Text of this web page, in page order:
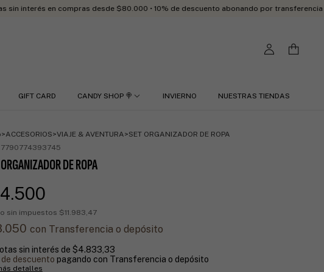
en compras desde $80.000 • 10% de descuento abonando por transferencia
GIFT CARD CANDY SHOP 🍭 INVIERNO NUESTRAS TIENDAS
>ACCESORIOS>VIAJE & AVENTURA>SET ORGANIZADOR DE ROPA
7790774393745
DE ROPA
sin impuestos $11.983,47
con Transferencia o depósito
sin interés de $4.833,33
de descuento pagando con Transferencia o depósito
detalles